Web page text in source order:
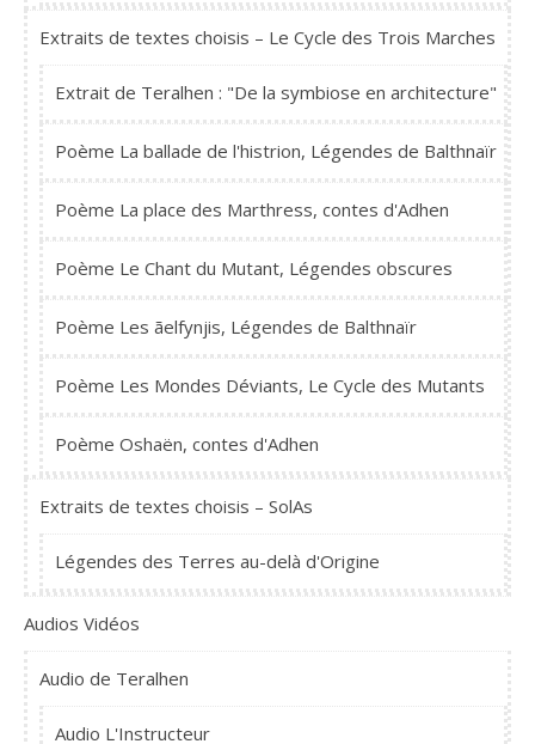
Extraits de textes choisis – Le Cycle des Trois Marches
Extrait de Teralhen : "De la symbiose en architecture"
Poème La ballade de l'histrion, Légendes de Balthnaïr
Poème La place des Marthress, contes d'Adhen
Poème Le Chant du Mutant, Légendes obscures
Poème Les ãelfynjis, Légendes de Balthnaïr
Poème Les Mondes Déviants, Le Cycle des Mutants
Poème Oshaën, contes d'Adhen
Extraits de textes choisis – SolAs
Légendes des Terres au-delà d'Origine
Audios Vidéos
Audio de Teralhen
Audio L'Instructeur